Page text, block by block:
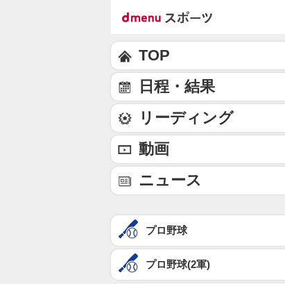
TOP
日程・結果
リーディング
動画
ニュース
プロ野球
プロ野球(2軍)